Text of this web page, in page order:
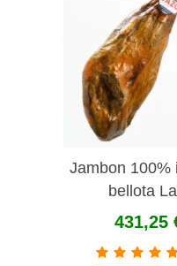
Jambon 100%
bellota
431,25